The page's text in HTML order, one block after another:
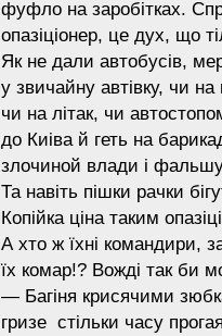
фуфло на заробітках.
опазіціонер, це дух, що
Як не дали автобусів,
у звичайну автівку, чи на
чи на літак, чи
до Киіва й геть на
злочиной влади і
Та навіть пішки рачки
Копійка ціна таким
А хто ж їхні командири,
їх комар!? Вожді так би
— Багіня крисячими
гризе стільки часу